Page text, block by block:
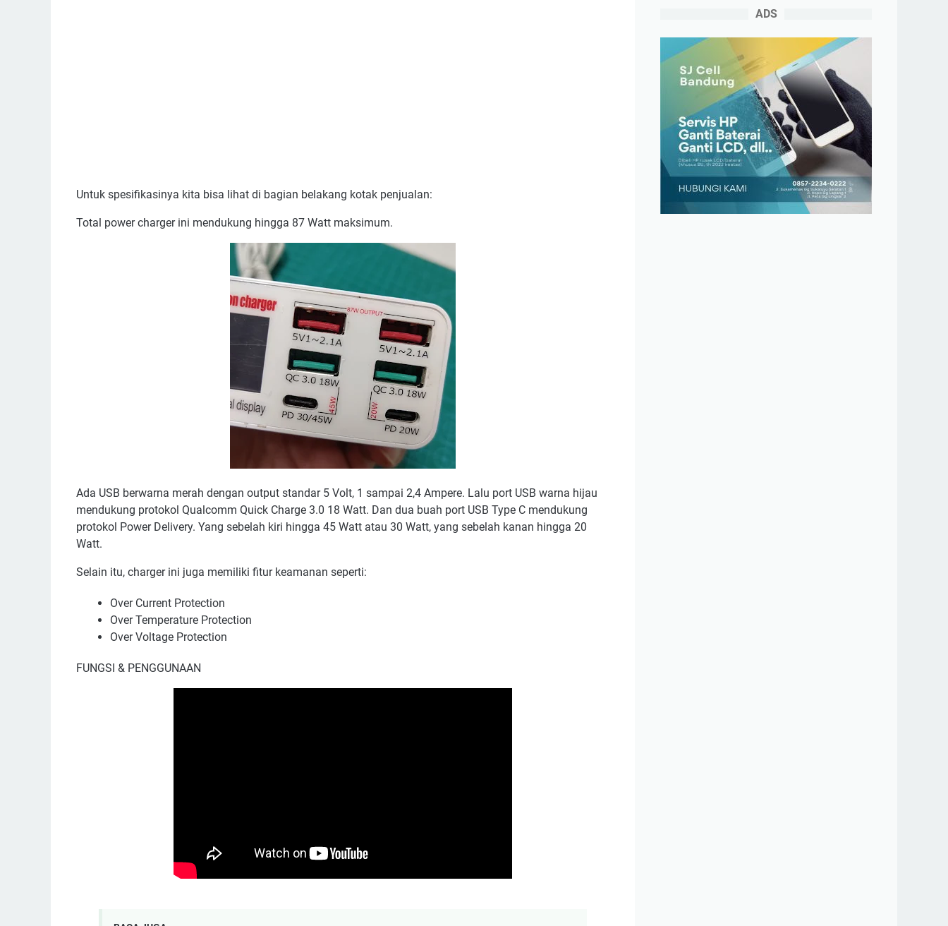
Untuk spesifikasinya kita bisa lihat di bagian belakang kotak penjualan:
Total power charger ini mendukung hingga 87 Watt maksimum.
Ada USB berwarna merah dengan output standar 5 Volt, 1 sampai 2,4 Ampere. Lalu port USB warna hijau
mendukung protokol Qualcomm Quick Charge 3.0 18 Watt. Dan dua buah port USB Type C mendukung
protokol Power Delivery. Yang sebelah kiri hingga 45 Watt atau 30 Watt, yang sebelah kanan hingga 20
Watt.
Selain itu, charger ini juga memiliki fitur keamanan seperti:
Over Current Protection
Over Temperature Protection
Over Voltage Protection
FUNGSI & PENGGUNAAN
ADS